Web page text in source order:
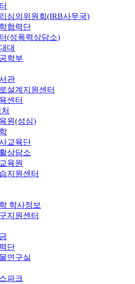
심의위원회(IRB사무국)
협력단
(성폭력상담소)
대
학부
관
설계지원센터
센터
원(성심)
교육단
상담소
육원
지원센터
학사정보
지원센터
단
연구실
파크